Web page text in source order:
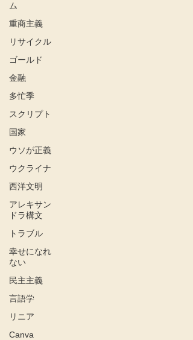
ム
重商主義
リサイクル
ゴールド
金融
多忙季
スクリプト
国家
ウソが正義
ウクライナ
西洋文明
アレキサン
ドラ構文
トラブル
幸せになれ
ない
民主主義
言語学
リニア
Canva